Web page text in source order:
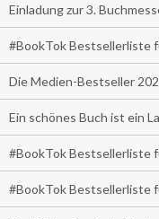
Einladung zur 3.
#BookTok Bestsellerliste
Die Medien-Bestseller
Ein schönes Buch ist ein
#BookTok Bestsellerliste
#BookTok Bestsellerliste